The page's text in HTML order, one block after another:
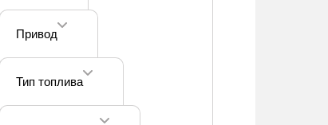
Привод
Тип топлива